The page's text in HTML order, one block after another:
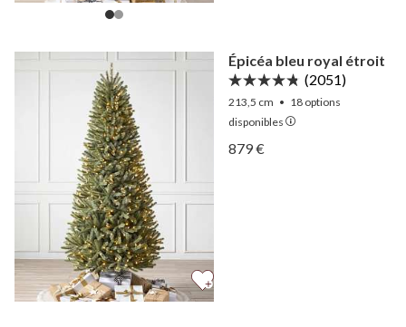
Épicéa bleu royal étroit
(2051)
213,5 cm • 18 options
disponibles
Afficher Épicéa bleu
Afficher Épicéa bleu
879 €